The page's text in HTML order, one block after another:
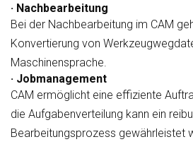
· Nachbearbeitung
Bei der Nachbearbeitung im CAM
Konvertierung von
Maschinensprache.
· Jobmanagement
CAM ermöglicht eine effiziente
die Aufgabenverteilung kann ein
Bearbeitungsprozess gewährleistet